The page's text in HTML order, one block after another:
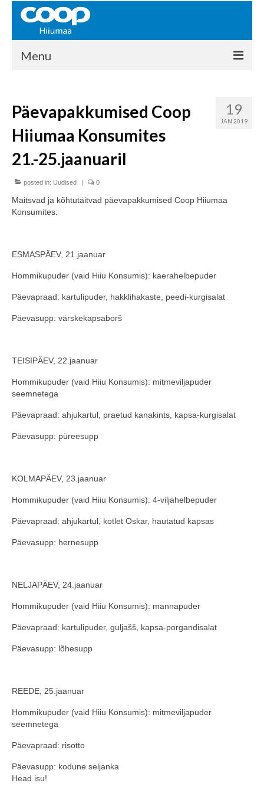
Menu
Kontakt
Liikmed
Ajalugu
KAUPLUSED
EHITUSKESKUS
KAMPAANIAD
COOP KLIENDIKAART
KINKEKAART
HIIUMAA KÖÖK JA PAGAR
MEIE PANUS
19
JAN 2019
Päevapakkumised Coop
Hiiumaa Konsumites
21.-25.jaanuaril
posted in: Uudised | 0
Maitsvad ja kõhtutäitvad päevapakkumised Coop Hiiumaa
Konsumites:
ESMASPÄEV, 21.jaanuar
Hommikupuder (vaid Hiiu Konsumis): kaerahelbepuder
Päevapraad: kartulipuder, hakklihakaste, peedi-kurgisalat
Päevasupp: värskekapsaborš
TEISIPÄEV, 22.jaanuar
Hommikupuder (vaid Hiiu Konsumis): mitmeviljapuder
seemnetega
Päevapraad: ahjukartul, praetud kanakints, kapsa-kurgisalat
Päevasupp: püreesupp
KOLMAPÄEV, 23.jaanuar
Hommikupuder (vaid Hiiu Konsumis): 4-viljahelbepuder
Päevapraad: ahjukartul, kotlet Oskar, hautatud kapsas
Päevasupp: hernesupp
NELJAPÄEV, 24.jaanuar
Hommikupuder (vaid Hiiu Konsumis): mannapuder
Päevapraad: kartulipuder, guljašš, kapsa-porgandisalat
Päevasupp: lõhesupp
REEDE, 25.jaanuar
Hommikupuder (vaid Hiiu Konsumis): mitmeviljapuder
seemnetega
Päevapraad: risotto
Päevasupp: kodune seljanka
Head isu!